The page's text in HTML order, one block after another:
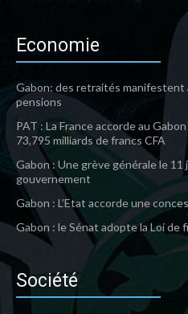
Economie
Gabon: des retraités manifestent
pensions
PAT : La France accorde au
73,795 milliards de francs CFA
Gabon : Une grève générale le 11
gouvernement
Gabon : L’Etat accorde une
Gabon : le Sénat adopte la Loi de
Société